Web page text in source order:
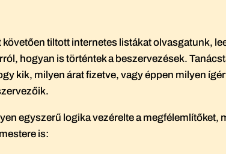
tiltott internetes listákat olvasgatunk,
hogyan is történtek a beszervezések.
kik, milyen árat fizetve, vagy éppen milyen
egyszerű logika vezérelte a
is: